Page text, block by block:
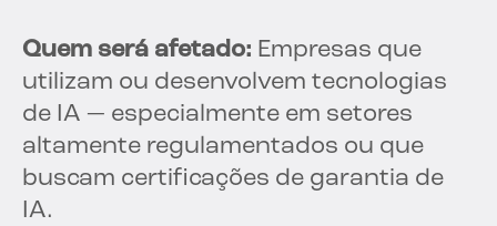
Quem será afetado: Empresas que
utilizam ou desenvolvem tecnologias
de IA — especialmente em setores
altamente regulamentados ou que
buscam certificações de garantia de
IA.